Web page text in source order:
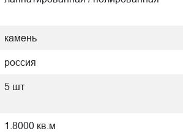
камень
россия
5 шт
1.8000 кв.м